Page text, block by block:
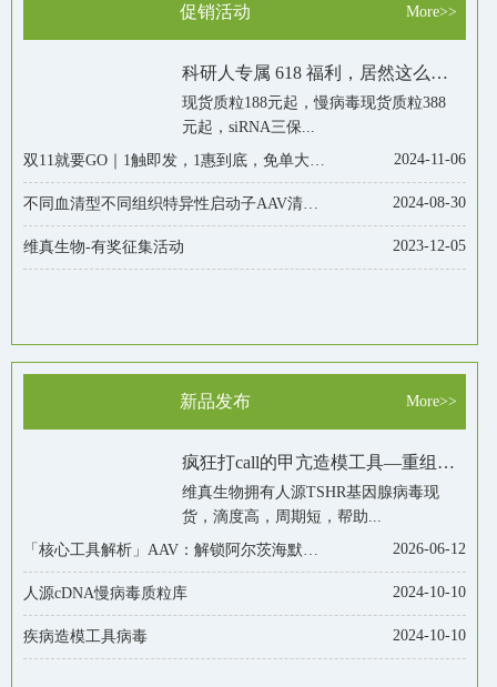
促销活动 More>>
科研人专属 618 福利，居然这么划算！
现货质粒188元起，慢病毒现货质粒388
元起，siRNA三保...
2024-11-06
2024-08-30
维真生物-有奖征集活动 2023-12-05
新品发布 More>>
疯狂打call的甲亢造模工具—重组腺病毒Ad-TSHR289，了解一下！
维真生物拥有人源TSHR基因腺病毒现
货，滴度高，周期短，帮助...
2026-06-12
人源cDNA慢病毒质粒库 2024-10-10
疾病造模工具病毒 2024-10-10